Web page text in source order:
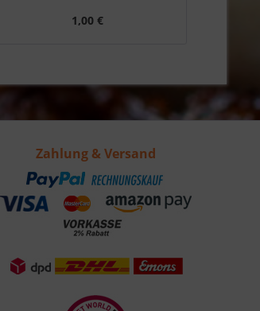
1,00 €
Zahlung & Versand